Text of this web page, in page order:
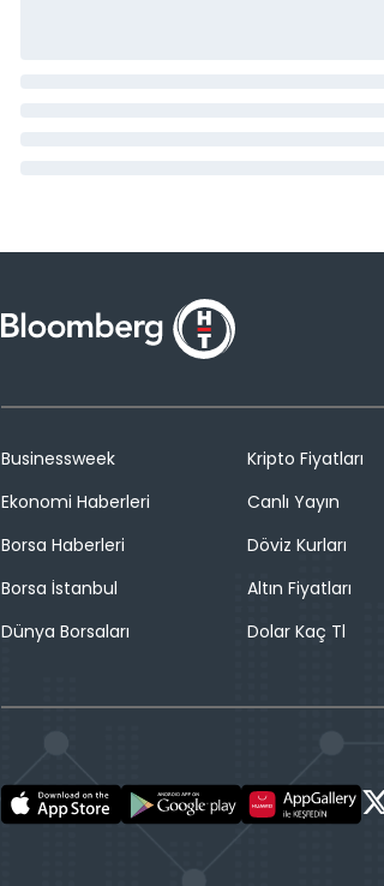
Businessweek
Ekonomi Haberleri
Borsa Haberleri
Borsa İstanbul
Dünya Borsaları
Kripto Fiyatları
Canlı Yayın
Döviz Kurları
Altın Fiyatları
Dolar Kaç Tl